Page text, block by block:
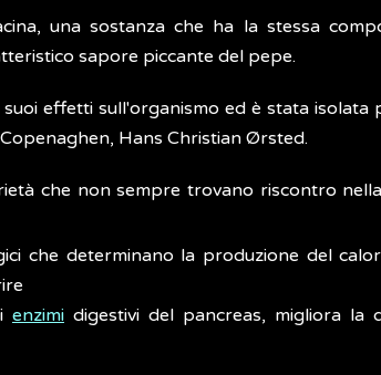
una sostanza che ha la stessa
sapore piccante del pepe.
effetti sull'organismo ed è stata isolata
Hans Christian Ørsted.
che non sempre trovano riscontro
che determinano la produzione del
enzimi digestivi del pancreas, migliora la